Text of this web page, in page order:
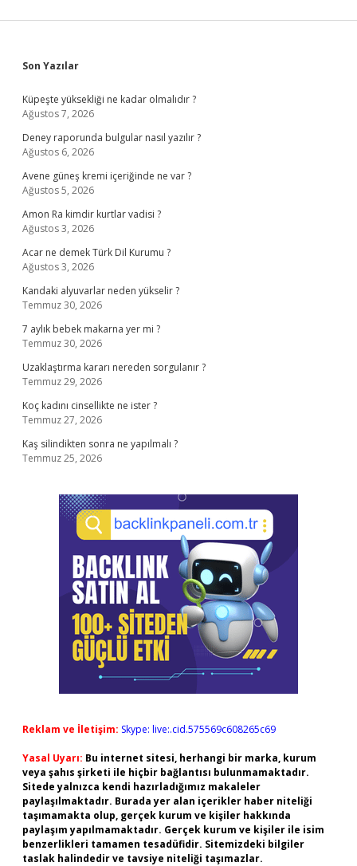
Sidebar
Son Yazılar
Küpeşte yüksekliği ne kadar olmalıdır ?
Ağustos 7, 2026
Deney raporunda bulgular nasıl yazılır ?
Ağustos 6, 2026
Avene güneş kremi içeriğinde ne var ?
Ağustos 5, 2026
Amon Ra kimdir kurtlar vadisi ?
Ağustos 3, 2026
Acar ne demek Türk Dil Kurumu ?
Ağustos 3, 2026
Kandaki alyuvarlar neden yükselir ?
Temmuz 30, 2026
7 aylık bebek makarna yer mi ?
Temmuz 30, 2026
Uzaklaştırma kararı nereden sorgulanır ?
Temmuz 29, 2026
Koç kadını cinsellikte ne ister ?
Temmuz 27, 2026
Kaş silindikten sonra ne yapılmalı ?
Temmuz 25, 2026
Reklam ve İletişim: Skype: live:.cid.575569c608265c69
Yasal Uyarı: Bu internet sitesi, herhangi bir marka, kurum
veya şahıs şirketi ile hiçbir bağlantısı bulunmamaktadır.
Sitede yalnızca kendi hazırladığımız makaleler
paylaşılmaktadır. Burada yer alan içerikler haber niteliği
taşımamakta olup, gerçek kurum ve kişiler hakkında
paylaşım yapılmamaktadır. Gerçek kurum ve kişiler ile isim
benzerlikleri tamamen tesadüfidir. Sitemizdeki bilgiler
taslak halindedir ve tavsiye niteliği taşımazlar.